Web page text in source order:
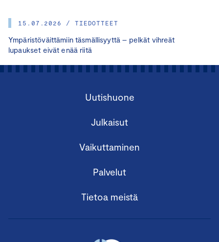
15.07.2026 / TIEDOTTEET
Ympäristöväittämiin täsmällisyyttä – pelkät vihreät
lupaukset eivät enää riitä
Uutishuone
Julkaisut
Vaikuttaminen
Palvelut
Tietoa meistä